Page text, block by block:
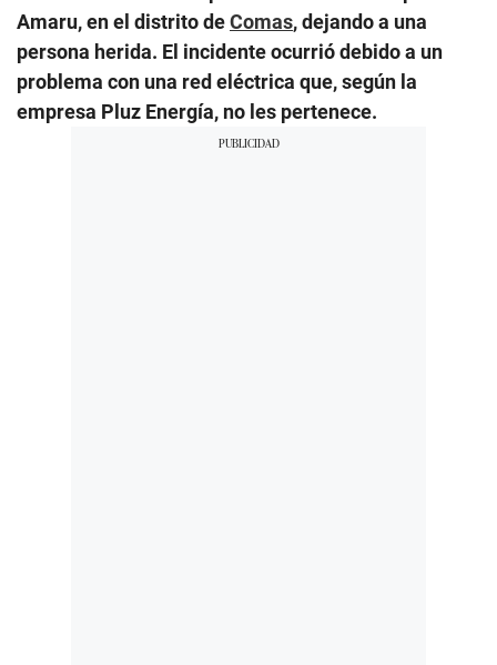
Amaru, en el distrito deComas, dejando a una
persona herida. El incidente ocurrió debido a un
problema con una red eléctrica que, según la
empresa Pluz Energía, no les pertenece.